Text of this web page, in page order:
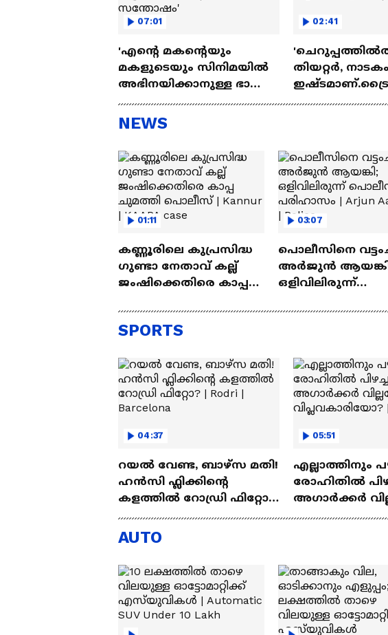
07:01
'എന്റെ മകന്റെയും
മകളുടെയും സിനിമയിൽ
അഭിനയിക്കാനുള്ള ഭാഗ്യം
കിട്ടിയതിൽ ഒരുപാട്
സന്തോഷം'
02:41
തിയറ്റർ,
ഇഷ്ടമാണ്.ട്രൈ
ചെയ്യാനുള്ള
NEWS
01:11
കണ്ണൂരിലെ കുപ്രസിദ്ധ
ഗുണ്ടാ നേതാവ് കല്ല്
ജംഷിക്കെതിരെ കാപ്പ
Kannur | KAAPA case
03:07
പൊലീസിനെ
അര്‍ജുന്‍
ഒളിവിലിരുന്ന്
Arjun Aayanki |
SPORTS
04:37
റയല്‍ വേണ്ട, ബാഴ്‌സ മതി!
ഹൻസി ഫ്ലിക്കിന്റെ
കളത്തില്‍ റോഡ്രി ഫിറ്റോ?
| Rodri | Barcelona
05:51
എല്ലാത്തിനും
രോഹിതില്‍
അഗാര്‍ക്കർ
അതോ
AUTO